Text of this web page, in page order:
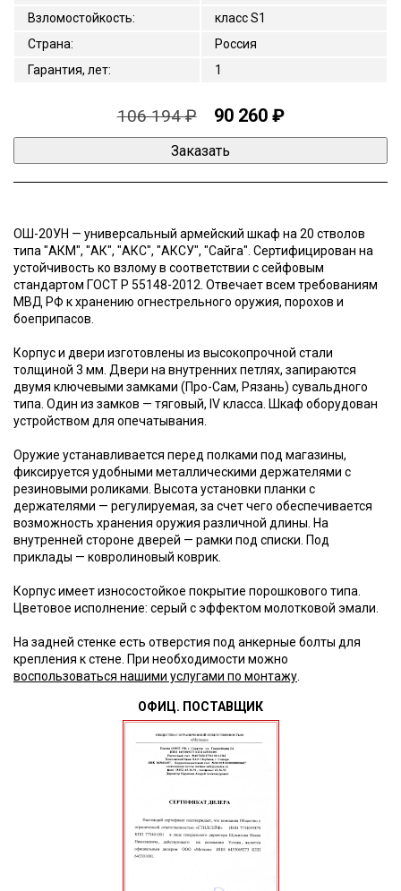
Взломостойкость:
класс S1
Страна:
Россия
Гарантия, лет: 1
106 194 ₽ 90 260 ₽
ОШ-20УН — универсальный армейский шкаф на 20 стволов
типа "АКМ", "АК", "АКС", "АКСУ", "Сайга". Сертифицирован на
устойчивость ко взлому в соответствии с сейфовым
стандартом ГОСТ Р 55148-2012. Отвечает всем требованиям
МВД РФ к хранению огнестрельного оружия, порохов и
боеприпасов.
Корпус и двери изготовлены из высокопрочной стали
толщиной 3 мм. Двери на внутренних петлях, запираются
двумя ключевыми замками (Про-Сам, Рязань) сувальдного
типа. Один из замков — тяговый, IV класса. Шкаф оборудован
устройством для опечатывания.
Оружие устанавливается перед полками под магазины,
фиксируется удобными металлическими держателями с
резиновыми роликами. Высота установки планки с
держателями — регулируемая, за счет чего обеспечивается
возможность хранения оружия различной длины. На
внутренней стороне дверей — рамки под списки. Под
приклады — ковролиновый коврик.
Корпус имеет износостойкое покрытие порошкового типа.
Цветовое исполнение: серый с эффектом молотковой эмали.
На задней стенке есть отверстия под анкерные болты для
крепления к стене. При необходимости можно
воспользоваться нашими услугами по монтажу
ОФИЦ. ПОСТАВЩИК